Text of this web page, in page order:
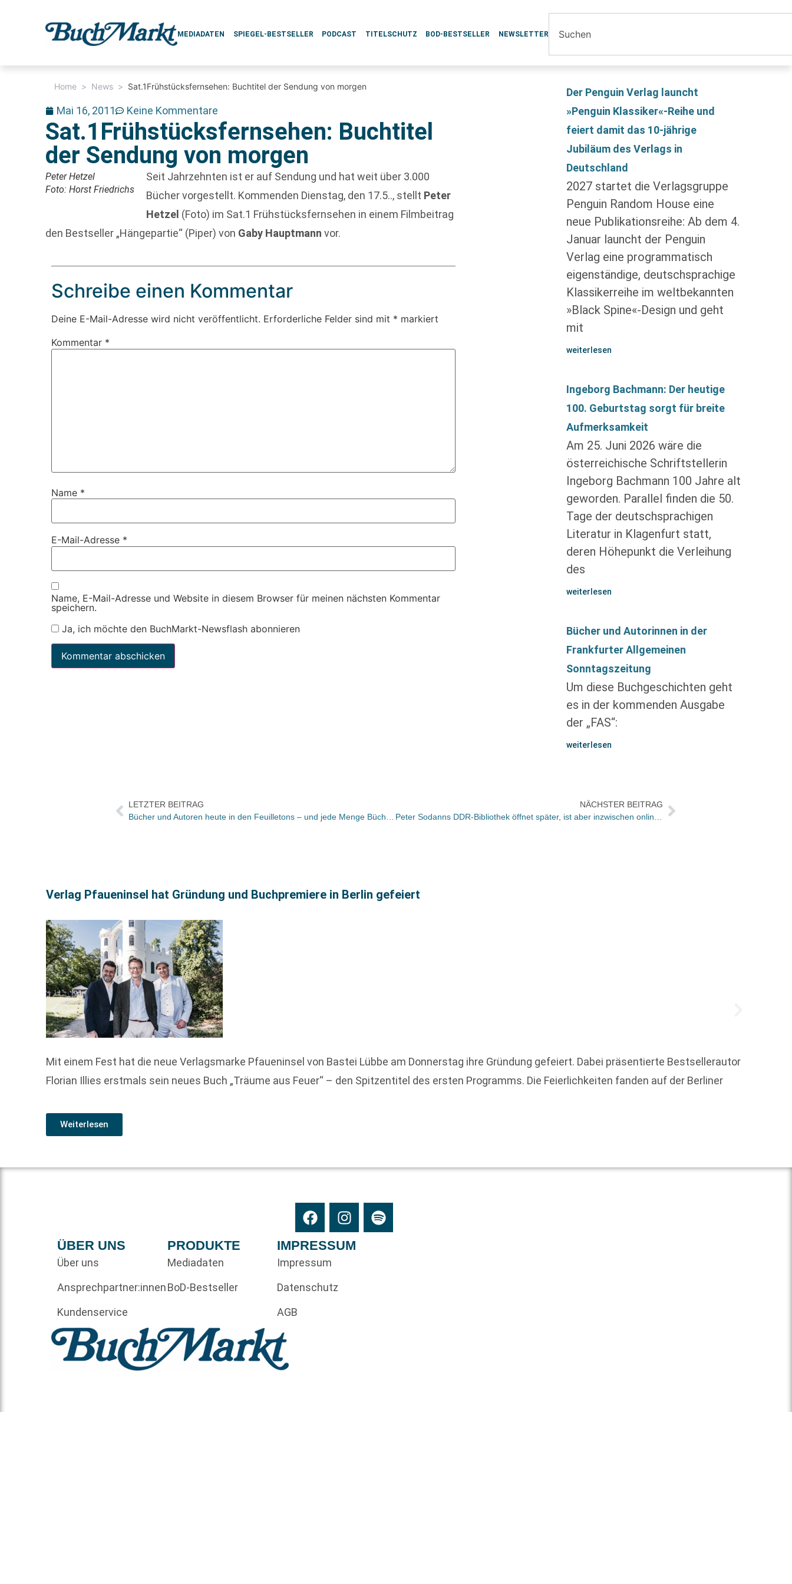
MEDIADATEN SPIEGEL-BESTSELLER PODCAST TITELSCHUTZ BOD-BESTSELLER NEWSLETTER
Home > News > Sat.1Frühstücksfernsehen: Buchtitel der Sendung von morgen
Mai 16, 2011 Keine Kommentare
Sat.1Frühstücksfernsehen: Buchtitel
der Sendung von morgen
Peter Hetzel
Foto: Horst Friedrichs
Seit Jahrzehnten ist er auf Sendung und hat weit über 3.000
Bücher vorgestellt. Kommenden Dienstag, den 17.5.., stellt Peter
Hetzel (Foto) im Sat.1 Frühstücksfernsehen in einem Filmbeitrag
den Bestseller „Hängepartie“ (Piper) von Gaby Hauptmann vor.
Schreibe einen Kommentar
Deine E-Mail-Adresse wird nicht veröffentlicht. Erforderliche Felder sind mit * markiert
Kommentar *
Name *
E-Mail-Adresse *
Name, E-Mail-Adresse und Website in diesem Browser für meinen nächsten Kommentar
speichern.
Ja, ich möchte den BuchMarkt-Newsflash abonnieren
Der Penguin Verlag launcht
»Penguin Klassiker«-Reihe und
feiert damit das 10-jährige
Jubiläum des Verlags in
Deutschland
2027 startet die Verlagsgruppe
Penguin Random House eine
neue Publikationsreihe: Ab dem 4.
Januar launcht der Penguin
Verlag eine programmatisch
eigenständige, deutschsprachige
Klassikerreihe im weltbekannten
»Black Spine«-Design und geht
mit
weiterlesen
Ingeborg Bachmann: Der heutige
100. Geburtstag sorgt für breite
Aufmerksamkeit
Am 25. Juni 2026 wäre die
österreichische Schriftstellerin
Ingeborg Bachmann 100 Jahre alt
geworden. Parallel finden die 50.
Tage der deutschsprachigen
Literatur in Klagenfurt statt,
deren Höhepunkt die Verleihung
des
weiterlesen
Bücher und Autorinnen in der
Frankfurter Allgemeinen
Sonntagszeitung
Um diese Buchgeschichten geht
es in der kommenden Ausgabe
der „FAS“:
weiterlesen
LETZTER BEITRAG
NÄCHSTER BEITRAG
Verlag Pfaueninsel hat Gründung und Buchpremiere in Berlin gefeiert
Mit einem Fest hat die neue Verlagsmarke Pfaueninsel von Bastei Lübbe am Donnerstag ihre Gründung gefeiert. Dabei präsentierte Bestsellerautor
Florian Illies erstmals sein neues Buch „Träume aus Feuer“ – den Spitzentitel des ersten Programms. Die Feierlichkeiten fanden auf der Berliner
Weiterlesen
ÜBER UNS
Über uns
Ansprechpartner:innen
Kundenservice
PRODUKTE
Mediadaten
BoD-Bestseller
IMPRESSUM
Impressum
Datenschutz
AGB